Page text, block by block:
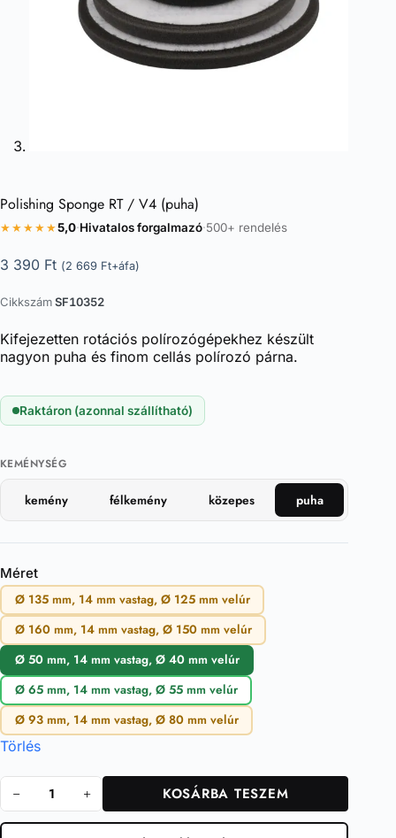
Polishing Sponge RT / V4 (puha)
★★★★★5,0·Hivatalos forgalmazó·500+ rendelés
3 390 Ft (2 669 Ft+áfa)
CikkszámSF10352
Kifejezetten rotációs polírozógépekhez készült
nagyon puha és finom cellás polírozó párna.
Raktáron (azonnal szállítható)
KEMÉNYSÉG
kemény félkemény közepes puha
Méret
Ø 135 mm, 14 mm vastag, Ø 125 mm velúr
Ø 160 mm, 14 mm vastag, Ø 150 mm velúr
Ø 50 mm, 14 mm vastag, Ø 40 mm velúr
Ø 65 mm, 14 mm vastag, Ø 55 mm velúr
Ø 93 mm, 14 mm vastag, Ø 80 mm velúr
Törlés
Polishing
Sponge
KOSÁRBA TESZEM